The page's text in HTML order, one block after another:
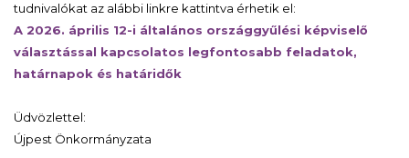
tudnivalókat az alábbi linkre kattintva érhetik el:
A 2026. április 12-i általános országgyűlési képviselő
választással kapcsolatos legfontosabb feladatok,
határnapok és határidők
Üdvözlettel:
Újpest Önkormányzata